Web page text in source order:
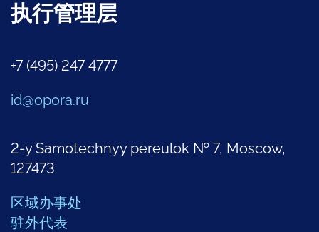
执行管理层
+7 (495) 247 4777
id@opora.ru
2-y Samotechnyy pereulok № 7, Moscow,
127473
区域办事处
驻外代表